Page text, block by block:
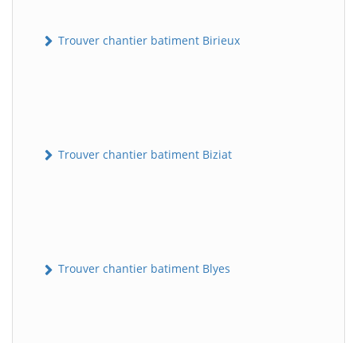
Trouver chantier batiment Birieux
Trouver chantier batiment Biziat
Trouver chantier batiment Blyes